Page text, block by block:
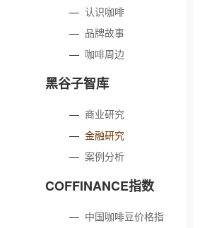
—认识咖啡
— 品牌故事
— 咖啡周边
黑谷子智库
— 商业研究
—金融研究
—案例分析
COFFINANCE指数
— 中国咖啡豆价格指